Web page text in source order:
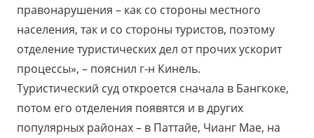
правонарушения – как со стороны местного
населения, так и со стороны туристов, поэтому
отделение туристических дел от прочих ускорит
процессы», – пояснил г-н Кинель.
Туристический суд откроется сначала в Бангкоке,
потом его отделения появятся и в других
популярных районах – в Паттайе, Чианг Мае, на